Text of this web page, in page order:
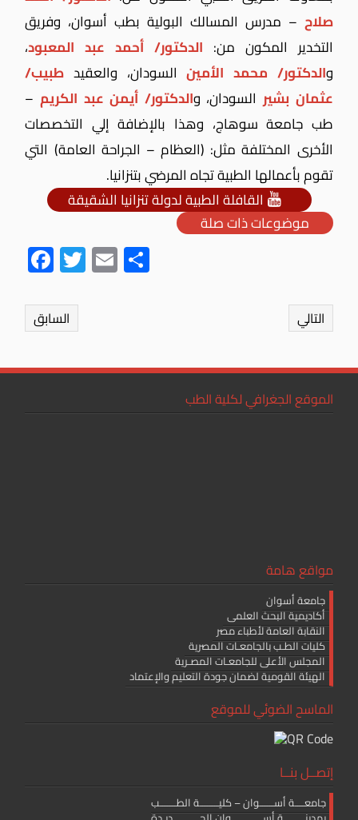
صلاح – مدرس المسالك البولية بطب أسوان، وفريق
التخدير المكون من: الدكتور/ أحمد عبد المعبود،
والدكتور/ محمد الأمينالسودان، والعقيد طبيب/
عثمان بشيرالسودان، والدكتور/ أيمن عبد الكريم–
طب جامعة سوهاج، وهذا بالإضافة إلي التخصصات
الأخرى المختلفة مثل: (العظام – الجراحة العامة) التي
تقوم بأعمالها الطبية تجاه المرضي بتنزانيا.
القافلة الطبية لدولة تنزانيا الشقيقة
موضوعات ذات صلة
Fac
ok
Twit
Ema
السابق التالي
الموقع الجغرافي لكلية الطب
مواقع هامة
جامعة أسوان
أكاديمية البحث العلمى
النقابة العامة لأطباء مصر
كليات الطـب بالجامعـات المصرية
المجلس الأعلى للجامعـات المصـرية
الهيئة القومية لضمان جودة التعليم والإعتماد
الماسح الضوئي للموقع
إتصــل بنــا
جامعــــة أســــــوان – كليــــــــة الطـــــــب